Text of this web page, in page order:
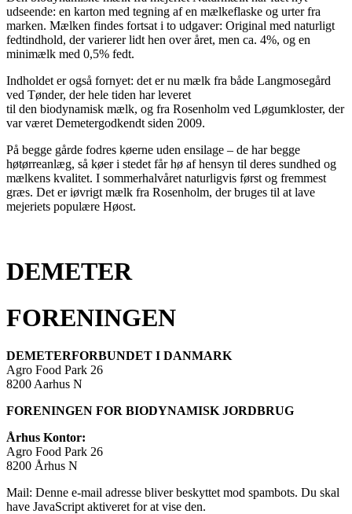
udseende: en karton med tegning af en mælkeflaske og urter fra
marken. Mælken findes fortsat i to udgaver: Original med naturligt
fedtindhold, der varierer lidt hen over året, men ca. 4%, og en
minimælk med 0,5% fedt.
Indholdet er også fornyet: det er nu mælk fra både Langmosegård
ved Tønder, der hele tiden har leveret
til den biodynamisk mælk, og fra Rosenholm ved Løgumkloster, der
var været Demetergodkendt siden 2009.
På begge gårde fodres køerne uden ensilage – de har begge
høtørreanlæg, så køer i stedet får hø af hensyn til deres sundhed og
mælkens kvalitet. I sommerhalvåret naturligvis først og fremmest
græs. Det er iøvrigt mælk fra Rosenholm, der bruges til at lave
mejeriets populære Høost.
DEMETER
FORENINGEN
DEMETERFORBUNDET I DANMARK
Agro Food Park 26
8200 Aarhus N
FORENINGEN FOR BIODYNAMISK JORDBRUG
Århus Kontor:
Agro Food Park 26
8200 Århus N
Mail: Denne e-mail adresse bliver beskyttet mod spambots. Du skal
have JavaScript aktiveret for at vise den.